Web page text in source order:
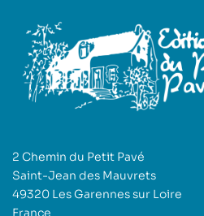
2 Chemin du Petit Pavé
Saint-Jean des Mauvrets
49320 Les Garennes sur Loire
France